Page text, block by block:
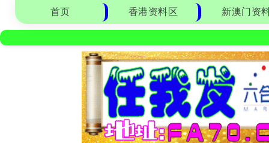
首页 香港资料区 新澳门资